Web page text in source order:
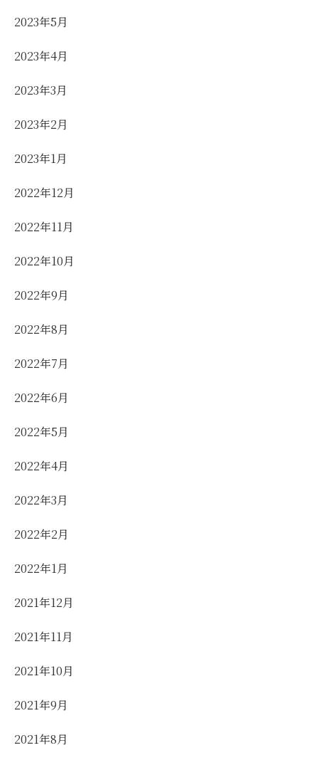
2023年5月
2023年4月
2023年3月
2023年2月
2023年1月
2022年12月
2022年11月
2022年10月
2022年9月
2022年8月
2022年7月
2022年6月
2022年5月
2022年4月
2022年3月
2022年2月
2022年1月
2021年12月
2021年11月
2021年10月
2021年9月
2021年8月